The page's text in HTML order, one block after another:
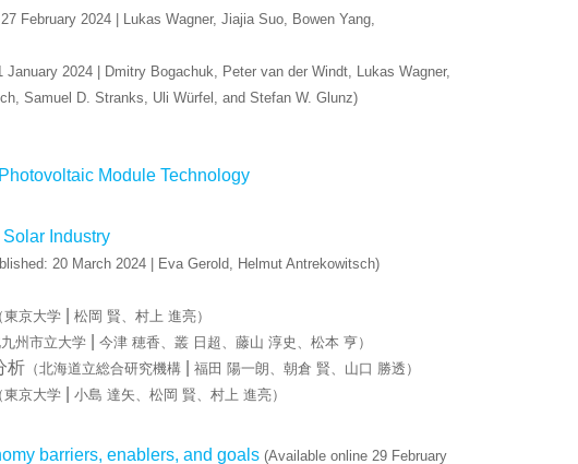
February 2024 | Lukas Wagner, Jiajia Suo, Bowen Yang,
January 2024 | Dmitry Bogachuk, Peter van der Windt, Lukas Wagner,
Samuel D. Stranks, Uli Würfel, and Stefan W. Glunz)
Module Technology
Industry
20 March 2024 | Eva Gerold, Helmut Antrekowitsch)
東京大学 松岡 賢、村上 進亮）
九州市立大学 今津 穂香、叢 日超、藤山 淳史、松本 亨）
析 （北海道立総合研究機構 福田 陽一朗、朝倉 賢、山口 勝透）
東京大学 小島 達矢、松岡 賢、村上 進亮）
barriers, enablers, and goals (Available online 29 February